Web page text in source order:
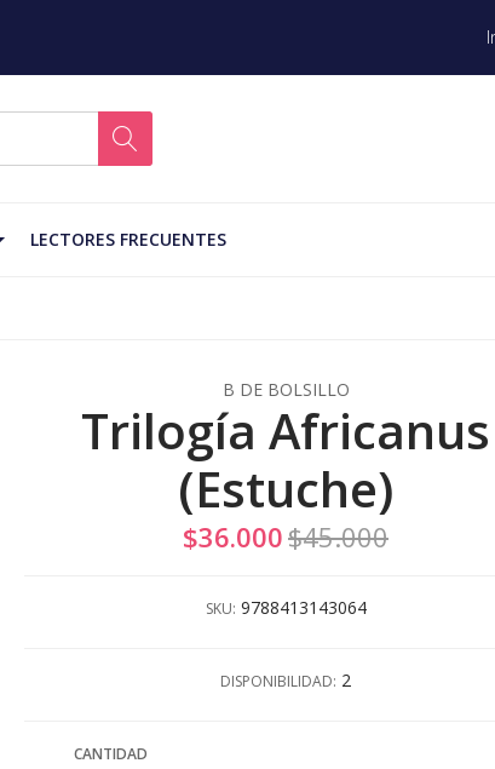
LECTORES FRECUENTES
B DE BOLSILLO
Trilogía Africanus
(Estuche)
$36.000$45.000
SKU: 9788413143064
DISPONIBILIDAD: 2
CANTIDAD